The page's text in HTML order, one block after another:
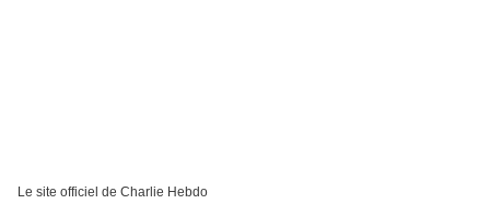
Le site officiel de Charlie Hebdo